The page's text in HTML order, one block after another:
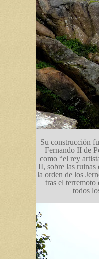
Su construcción
Fernando II de
como “el rey
II, sobre las ruinas
la orden de los
tras el terremoto
todos